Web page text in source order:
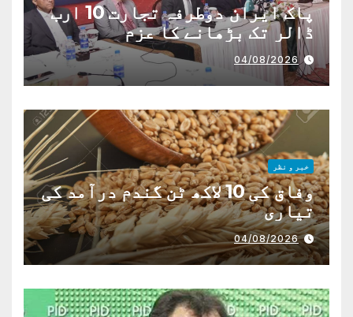
پاک ایران دوطرفہ تجارت 10 ارب
ڈالر تک بڑھانے کا عزم
04/08/2026
خبر و نظر
وفاق کی 10 لاکھ ٹن گندم درآمد کی
تیاری
04/08/2026